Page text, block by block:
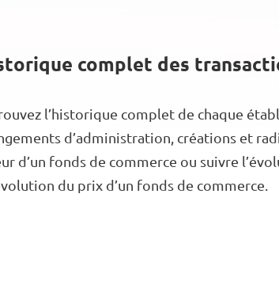
complet des
l’historique complet de chaque
d’administration, créations et
d’un fonds de commerce ou suivre
du prix d’un fonds de commerce.